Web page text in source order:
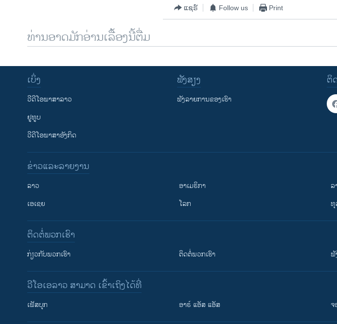
ແຊຣ໌ Follow us Print
ທ່ານອາດມັກອ່ານເລື້ອງນີ້ຕື່ມ
ຕິ
ເບິ່ງ
ວີດີໂອພາສາລາວ
ຢູທູບ
ວີດີໂອພາສາອັງກິດ
ຟັງສຽງ
ຟັງລາຍການຂອງເຮົາ
ຂ່າວແລະລາຍງານ
ລາວ
ເອເຊຍ
ອາເມຣິກາ
ໂລກ
ລ
ທຸ
ຕິດຕໍ່ພວກເຮົາ
ກ່ຽວກັບພວກເຮົາ ຕິດຕໍ່ພວກເຮົາ ຟັ
ວີໂອເອລາວ ສາມາດ ເຂົ້າເຖິງໄດ້ທີ່
ເຟັສບຸກ ອາຣ໌ ແອັສ ແອັສ ຈ